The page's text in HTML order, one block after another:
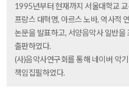
1995년부터 현재까지 서울대학교
프랑스 대혁명, 아르스 노바, 역사적
논문을 발표하고, 서양음악사 일반
출판하였다.
(사)음악사연구회를 통해 네이버 악
책임집필하였다.